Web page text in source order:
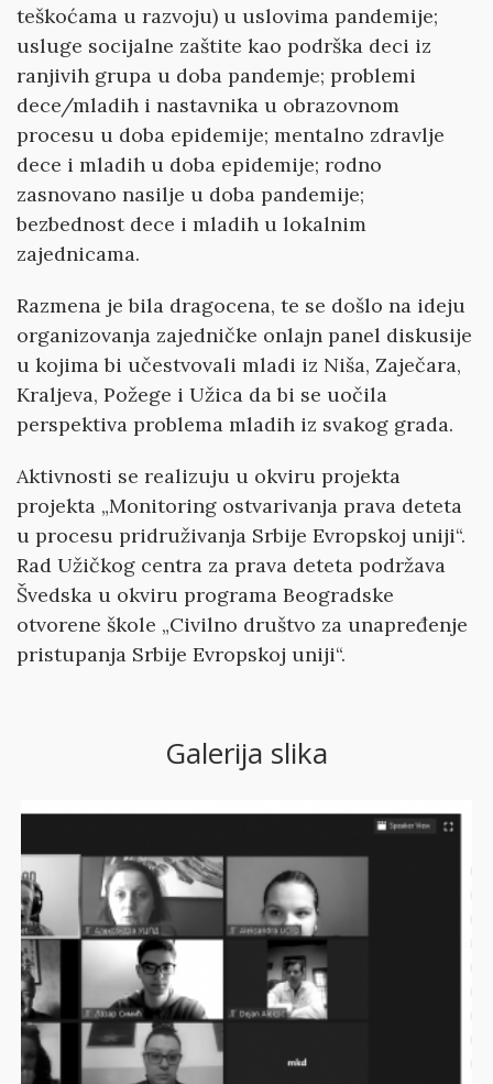
teškoćama u razvoju) u uslovima pandemije;
usluge socijalne zaštite kao podrška deci iz
ranjivih grupa u doba pandemje; problemi
dece/mladih i nastavnika u obrazovnom
procesu u doba epidemije; mentalno zdravlje
dece i mladih u doba epidemije; rodno
zasnovano nasilje u doba pandemije;
bezbednost dece i mladih u lokalnim
zajednicama.
Razmena je bila dragocena, te se došlo na ideju
organizovanja zajedničke onlajn panel diskusije
u kojima bi učestvovali mladi iz Niša, Zaječara,
Kraljeva, Požege i Užica da bi se uočila
perspektiva problema mladih iz svakog grada.
Aktivnosti se realizuju u okviru projekta
projekta „Monitoring ostvarivanja prava deteta
u procesu pridruživanja Srbije Evropskoj uniji“.
Rad Užičkog centra za prava deteta podržava
Švedska u okviru programa Beogradske
otvorene škole „Civilno društvo za unapređenje
pristupanja Srbije Evropskoj uniji“.
Galerija slika